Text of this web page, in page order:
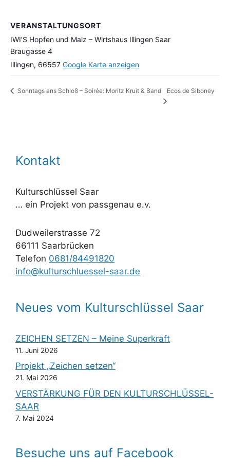
VERANSTALTUNGSORT
IWI’S Hopfen und Malz – Wirtshaus Illingen Saar
Braugasse 4
Illingen, 66557 Google Karte anzeigen
Sonntags ans Schloß – Soirée: Moritz Kruit & Band Ecos de Siboney
Kontakt
Kulturschlüssel Saar
… ein Projekt von passgenau e.v.
Dudweilerstrasse 72
66111 Saarbrücken
Telefon 0681/84491820
info@kulturschluessel-saar.de
Neues vom Kulturschlüssel Saar
ZEICHEN SETZEN – Meine Superkraft
11. Juni 2026
Projekt „Zeichen setzen“
21. Mai 2026
VERSTÄRKUNG FÜR DEN KULTURSCHLÜSSEL-
SAAR
7. Mai 2024
Besuche uns auf Facebook